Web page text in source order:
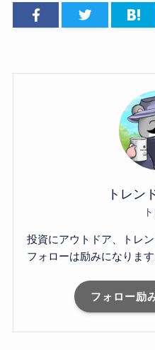
トレン
投資にアウトドア、トレ
フォローは励みになります
フォロー励